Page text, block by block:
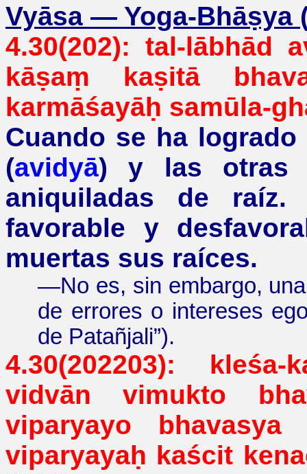
Vyāsa — Yoga-Bhāṣya
4.30(202): tal-lābhād
kāṣaṃ kaṣitā
karmāśayāḥ samūla-
Cuando se ha
(avidyā) y las otras
aniquiladas de
favorable y
muertas sus raíces.
—No es, sin embargo,
de errores o intereses
de Patañjali”).
4.30(202203):
vidvān vimukto
viparyayo
viparyayaḥ kaścit